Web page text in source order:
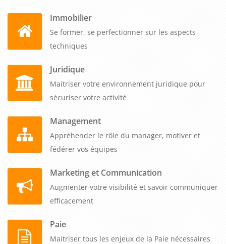
Immobilier
Se former, se perfectionner sur les aspects
techniques
Juridique
Maitriser votre environnement juridique pour
sécuriser votre activité
Management
Appréhender le rôle du manager, motiver et
fédérer vos équipes
Marketing et Communication
Augmenter votre visibilité et savoir communiquer
efficacement
Paie
Maitriser tous les enjeux de la Paie nécessaires